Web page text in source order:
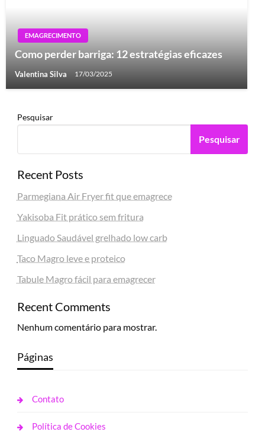
EMAGRECIMENTO
Como perder barriga: 12 estratégias eficazes
Valentina Silva 17/03/2025
Pesquisar
Pesquisar
Recent Posts
Parmegiana Air Fryer fit que emagrece
Yakisoba Fit prático sem fritura
Linguado Saudável grelhado low carb
Taco Magro leve e proteico
Tabule Magro fácil para emagrecer
Recent Comments
Nenhum comentário para mostrar.
Páginas
Contato
Política de Cookies